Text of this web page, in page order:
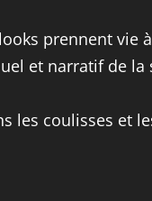
prennent vie
et narratif de la
les coulisses et